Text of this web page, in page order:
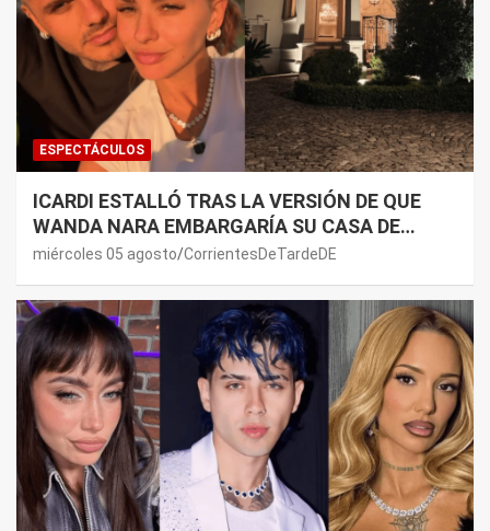
ESPECTÁCULOS
ICARDI ESTALLÓ TRAS LA VERSIÓN DE QUE
WANDA NARA EMBARGARÍA SU CASA DE
NORDELTA: “NECESITAN RASCAR DE ALGÚN
miércoles 05 agosto CorrientesDeTardeDE